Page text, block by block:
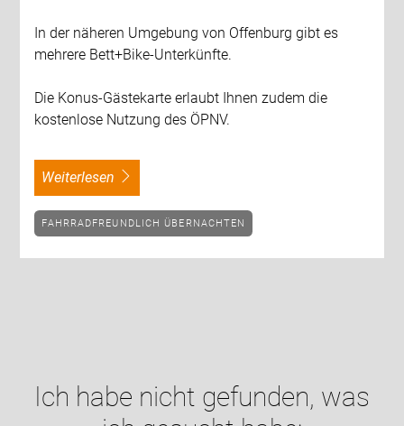
In der näheren Umgebung von Offenburg gibt es
mehrere Bett+Bike-Unterkünfte.
Die Konus-Gästekarte erlaubt Ihnen zudem die
kostenlose Nutzung des ÖPNV.
weiterlesen
FAHRRADFREUNDLICH ÜBERNACHTEN
Ich habe nicht gefunden, was